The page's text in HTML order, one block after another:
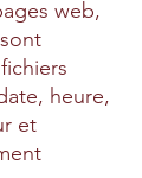
web,
heure,
et